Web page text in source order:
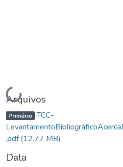
Carregando...
Arquivos
Primário TCC-
.pdf(12.77 MB)
Data